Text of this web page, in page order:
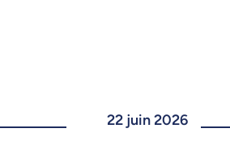
22 juin 2026